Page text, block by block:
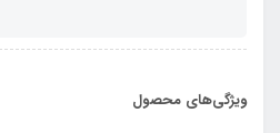
ویژگی‌های محصول